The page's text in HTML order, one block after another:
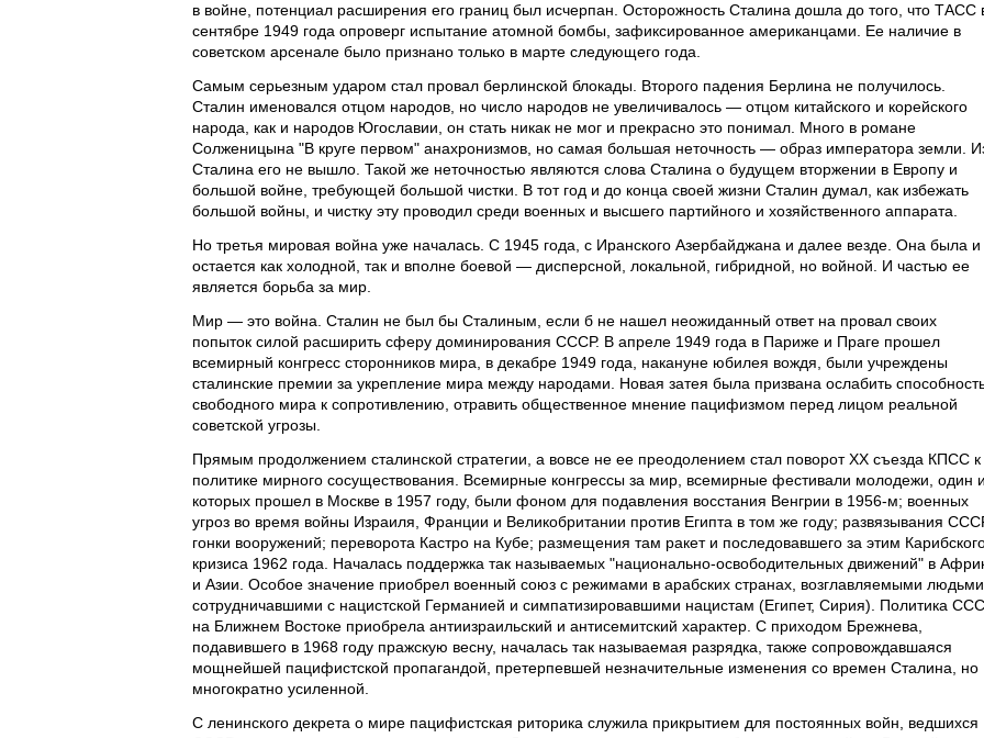
в войне, потенциал расширения его границ был исчерпан. Осторожность Сталина дошла до того, что ТАСС
сентябре 1949 года опроверг испытание атомной бомбы, зафиксированное американцами. Ее наличие в
советском арсенале было признано только в марте следующего года.
Самым серьезным ударом стал провал берлинской блокады. Второго падения Берлина не получилось.
Сталин именовался отцом народов, но число народов не увеличивалось — отцом китайского и корейского
народа, как и народов Югославии, он стать никак не мог и прекрасно это понимал. Много в романе
Солженицына "В круге первом" анахронизмов, но самая большая неточность — образ императора земли.
Сталина его не вышло. Такой же неточностью являются слова Сталина о будущем вторжении в Европу и
большой войне, требующей большой чистки. В тот год и до конца своей жизни Сталин думал, как избежать
большой войны, и чистку эту проводил среди военных и высшего партийного и хозяйственного аппарата.
Но третья мировая война уже началась. С 1945 года, с Иранского Азербайджана и далее везде. Она была и
остается как холодной, так и вполне боевой — дисперсной, локальной, гибридной, но войной. И частью ее
является борьба за мир.
Мир — это война. Сталин не был бы Сталиным, если б не нашел неожиданный ответ на провал своих
попыток силой расширить сферу доминирования СССР. В апреле 1949 года в Париже и Праге прошел
всемирный конгресс сторонников мира, в декабре 1949 года, накануне юбилея вождя, были учреждены
сталинские премии за укрепление мира между народами. Новая затея была призвана ослабить
свободного мира к сопротивлению, отравить общественное мнение пацифизмом перед лицом реальной
советской угрозы.
Прямым продолжением сталинской стратегии, а вовсе не ее преодолением стал поворот XX съезда КПСС к
политике мирного сосуществования. Всемирные конгрессы за мир, всемирные фестивали молодежи, один
которых прошел в Москве в 1957 году, были фоном для подавления восстания Венгрии в 1956-м; военных
угроз во время войны Израиля, Франции и Великобритании против Египта в том же году; развязывания
гонки вооружений; переворота Кастро на Кубе; размещения там ракет и последовавшего за этим
кризиса 1962 года. Началась поддержка так называемых "национально-освободительных движений" в
и Азии. Особое значение приобрел военный союз с режимами в арабских странах, возглавляемыми людьми,
сотрудничавшими с нацистской Германией и симпатизировавшими нацистам (Египет, Сирия). Политика
на Ближнем Востоке приобрела антиизраильский и антисемитский характер. С приходом Брежнева,
подавившего в 1968 году пражскую весну, началась так называемая разрядка, также сопровождавшаяся
мощнейшей пацифистской пропагандой, претерпевшей незначительные изменения со времен Сталина, но
многократно усиленной.
С ленинского декрета о мире пацифистская риторика служила прикрытием для постоянных войн, ведшихся